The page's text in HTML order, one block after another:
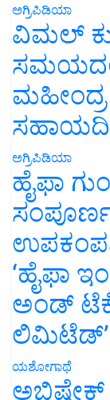
ಅಗ್ರಿಪಿಡಿಯಾ
ವಿಮಲ್
ಮಹೀಂದ್ರ
ಅಗ್ರಿಪಿಡಿಯಾ
ಹೈಫಾ
‘ಹೈಫಾ
ಅಂಡ್
ಲಿಮಿಟೆಡ್’
ಯಶೋಗಾಥೆ
ಅಭಿಷೇಕ್